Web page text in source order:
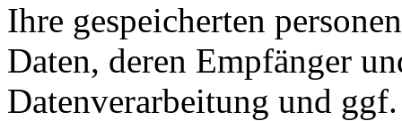
Ihre gespeicherten
Daten, deren Empfänger
Datenverarbeitung und